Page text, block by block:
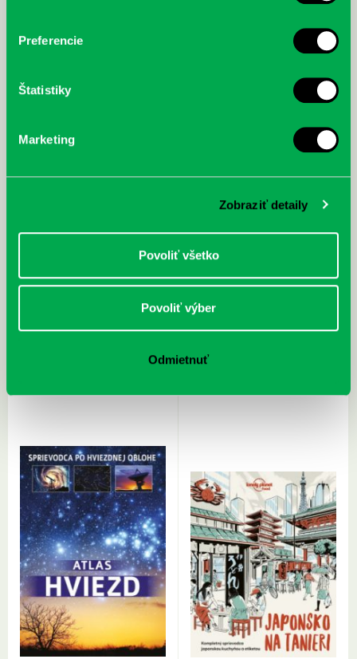
Preferencie
Štatistiky
Marketing
Zobraziť detaily
Povoliť všetko
Povoliť výber
Odmietnuť
McGrath, Andy: Tadej Pogačar:
Bárdy, Peter: Radičová